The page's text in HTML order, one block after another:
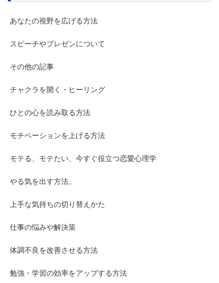
あなたの視野を広げる方法
スピーチやプレゼンについて
その他の記事
チャクラを開く・ヒーリング
ひとの心を読み取る方法
モチベーションを上げる方法
モテる、モテたい、今すぐ役立つ恋愛心理学
やる気を出す方法。
上手な気持ちの切り替えかた
仕事の悩みや解決策
体調不良を改善させる方法
勉強・学習の効率をアップする方法